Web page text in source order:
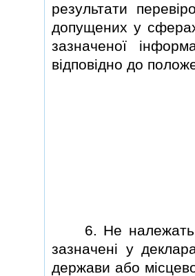
результати
допущених у
зазначеної
вiдповiдно до
6. Не належать
зазначенi у
держави або